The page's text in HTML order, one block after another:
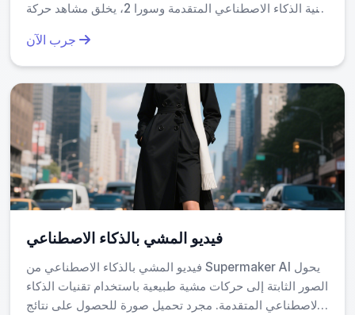
تقنية الذكاء الاصطناعي المتقدمة وسورا 2، يخلق مشاهد حركة
فيديو المشي بالذكاء الاصطناعي
فيديو المشي بالذكاء الاصطناعي من Supermaker AI يحول
الصور الثابتة إلى حركات مشية طبيعية باستخدام تقنيات الذكاء
الاصطناعي المتقدمة. مجرد تحميل صورة للحصول على نتائج